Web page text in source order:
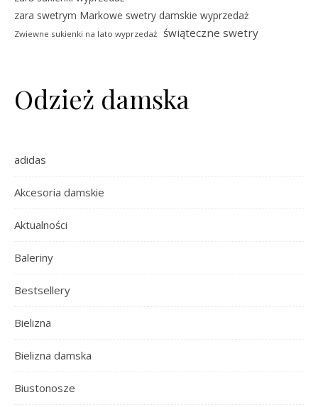
zara swetrym Markowe swetry damskie wyprzedaż
Zwiewne sukienki na lato wyprzedaż świąteczne swetry
Odzież damska
adidas
Akcesoria damskie
Aktualności
Baleriny
Bestsellery
Bielizna
Bielizna damska
Biustonosze